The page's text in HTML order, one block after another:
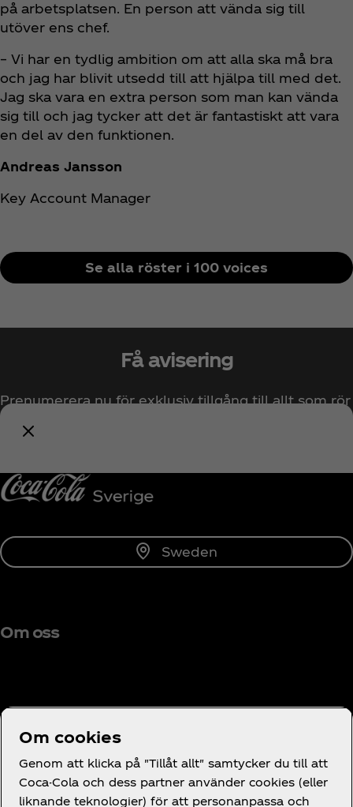
på arbetsplatsen. En person att vända sig till
utöver ens chef.
– Vi har en tydlig ambition om att alla ska må bra
och jag har blivit utsedd till att hjälpa till med det.
Jag ska vara en extra person som man kan vända
sig till och jag tycker att det är fantastiskt att vara
en del av den funktionen.
Andreas Jansson
Key Account Manager
Se alla röster i 100 voices
Få avisering
Prenumerera nu för exklusiv tillgång till allt som rör
Sweden
Om oss
Behöver du hjälp?
Om cookies
Genom att klicka på "Tillåt allt" samtycker du till att
Coca-Cola och dess partner använder cookies (eller
liknande teknologier) för att personanpassa och